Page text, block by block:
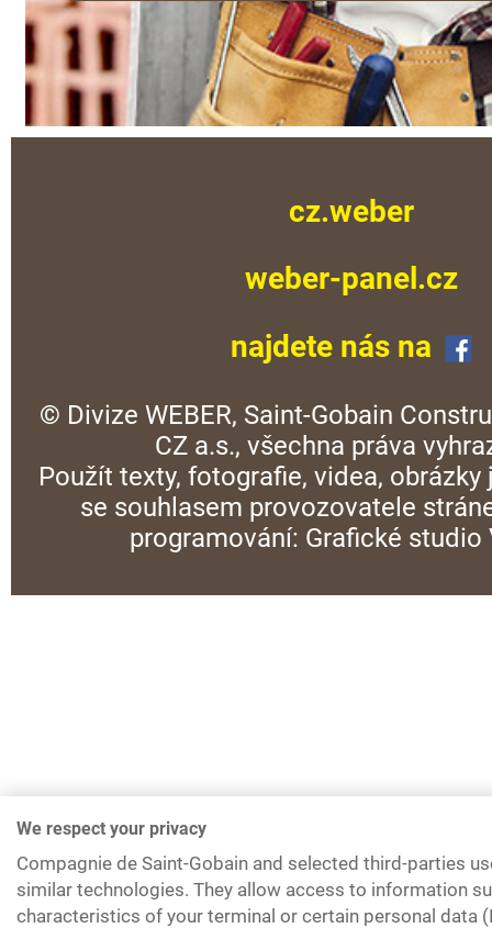
cz.weber
weber-panel.cz
najdete nás na
© Divize WEBER, Saint-Gobain
CZ a.s., všechna práva
Použít texty, fotografie, videa, obrázky
se souhlasem provozovatele
programování: Grafické studio
We respect your privacy
Compagnie de Saint-Gobain and selected third-parties
similar technologies. They allow access to information
characteristics of your terminal or certain personal data